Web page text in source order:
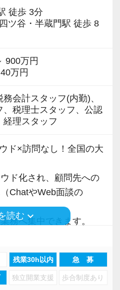
2年間限定で夕方に帰れ
を図れます。
とめて有給休暇を取る
取得を後押しします。
資格保持者には拠点長
う会社としてバックア
く働ける仕組み作りも
円以上を稼げるよう体
て組織全体が若く、活
ールに合わせて稼働時
ができます。
制としていますが、そ
ける環境です。
後は訪問
出て、1日中訪問
に退社
き方が実現できます♪
フレックスデー！
な勤務スタイルを選べ
行い、未経験の方も最
3日間は、有給休暇とは
ます。
した方には追加で2日間
戦している職員が多数
強を両立しながら安心
環境づくりに力を入れ
セージ】
を導入していますが、
「働くメンバーの居心
ない分、仲間をサポー
にしています。
かく迎えます。
、ぜひお気軽にご応募
徒歩 3分
ツ谷・半蔵門駅 徒歩 8
900万円
万円
会計スタッフ(内勤)、
、税理士スタッフ、公認
経理スタッフ
ド×訪問なし！全国の大
ド化され、顧問先への
ChatやWeb面談の
務へ集中できます。
高めたい方に最適な環境
読む keyboard_arrow_down
残業30h以内 急 募
独立開業支援 歩合制度あり